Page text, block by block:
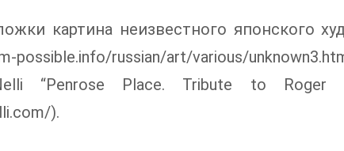
картина неизвестного японского
possible.info/russian/art/various/
“Penrose Place. Tribute to Roger
).